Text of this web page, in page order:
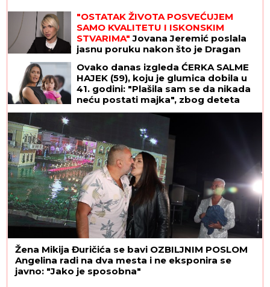
"OSTATAK ŽIVOTA POSVEĆUJEM
SAMO KVALITETU I ISKONSKIM
STVARIMA" Jovana Jeremić poslala
jasnu poruku nakon što je Dragan
Ovako danas izgleda ĆERKA SALME
HAJEK (59), koju je glumica dobila u
41. godini: "Plašila sam se da nikada
neću postati majka", zbog deteta
htela da napusti glumu, a danas je
Valentina njena najveća kritičarka
Žena Mikija Đuričića se bavi OZBILJNIM POSLOM
Angelina radi na dva mesta i ne eksponira se
javno: "Jako je sposobna"